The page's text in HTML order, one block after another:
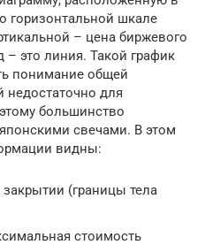
горизонтальной шкале
– цена биржевого
это линия. Такой график
понимание общей
недостаточно для
большинство
свечами. В этом
видны:
(границы тела
стоимость